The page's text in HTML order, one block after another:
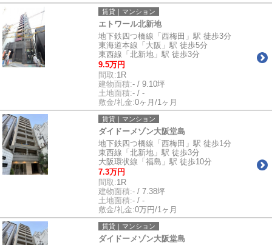
賃貸｜マンション
エトワール北新地
地下鉄四つ橋線「西梅田」駅 徒歩3分
東海道本線「大阪」駅 徒歩5分
東西線「北新地」駅 徒歩3分
9.5万円
間取:1R
建物面積:- / 9.10坪
土地面積:- / -
敷金/礼金:0ヶ月/1ヶ月
賃貸｜マンション
ダイドーメゾン大阪堂島
地下鉄四つ橋線「西梅田」駅 徒歩1分
東西線「北新地」駅 徒歩3分
大阪環状線「福島」駅 徒歩10分
7.3万円
間取:1R
建物面積:- / 7.38坪
土地面積:- / -
敷金/礼金:0万円/1ヶ月
賃貸｜マンション
ダイドーメゾン大阪堂島